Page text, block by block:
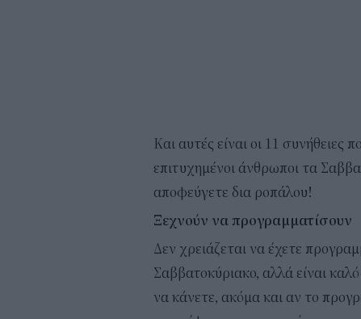
Και αυτές είναι οι 11 συνήθειες
επιτυχημένοι άνθρωποι τα
αποφεύγετε δια ροπάλου!
Ξεχνούν να προγραμματίσουν
Δεν χρειάζεται να έχετε
Σαββατοκύριακο, αλλά είναι καλό
να κάνετε, ακόμα και αν το